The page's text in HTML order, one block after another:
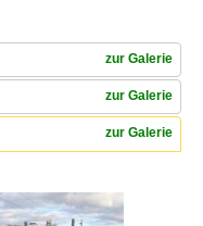
zur Galerie
zur Galerie
zur Galerie